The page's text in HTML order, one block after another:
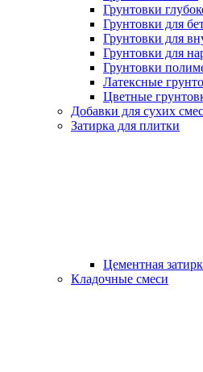
Грунтовки
Грунтовки для
Грунтовки для
Грунтовки для
Грунтовки
Латексные
Цветные
Добавки для сухих
Затирка для плитки
Цементная
Кладочные смеси